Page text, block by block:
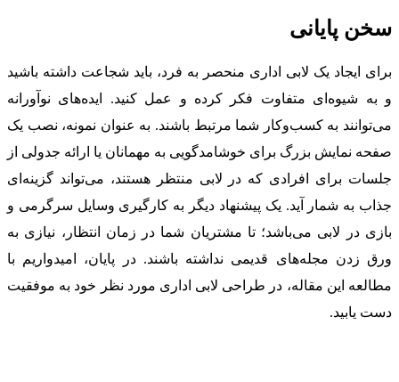
سخن پایانی
برای ایجاد یک لابی اداری منحصر به فرد، باید شجاعت داشته باشید
و به شیوه‌ای متفاوت فکر کرده و عمل کنید. ایده‌های نوآورانه
می‌توانند به کسب‌وکار شما مرتبط باشند. به عنوان نمونه، نصب یک
صفحه نمایش بزرگ برای خوشامدگویی به مهمانان یا ارائه جدولی از
جلسات برای افرادی که در لابی منتظر هستند، می‌تواند گزینه‌ای
جذاب به شمار آید. یک پیشنهاد دیگر به کارگیری وسایل سرگرمی و
بازی در لابی می‌باشد؛ تا مشتریان شما در زمان انتظار، نیازی به
ورق زدن مجله‌های قدیمی نداشته باشند. در پایان، امیدواریم با
مطالعه این مقاله، در طراحی لابی اداری مورد نظر خود به موفقیت
دست یابید.